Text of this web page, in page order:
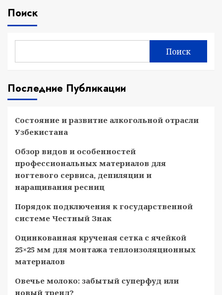
Поиск
Поиск
Последние Публикации
Состояние и развитие алкогольной отрасли
Узбекистана
Обзор видов и особенностей
профессиональных материалов для
ногтевого сервиса, депиляции и
наращивания ресниц
Порядок подключения к государственной
системе Честный Знак
Оцинкованная крученая сетка с ячейкой
25×25 мм для монтажа теплоизоляционных
материалов
Овечье молоко: забытый суперфуд или
новый тренд?